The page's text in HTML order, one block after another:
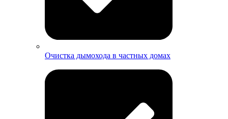
Очистка дымохода в частных домах